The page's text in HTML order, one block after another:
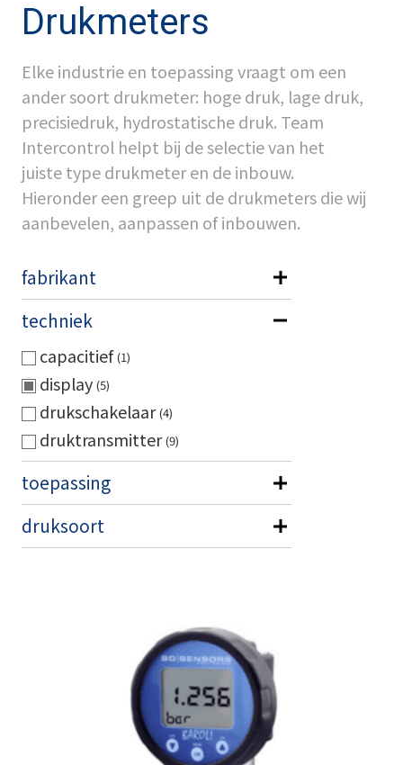
Drukmeters
Elke industrie en toepassing vraagt om een
ander soort drukmeter: hoge druk, lage druk,
precisiedruk, hydrostatische druk. Team
Intercontrol helpt bij de selectie van het
juiste type drukmeter en de inbouw.
Hieronder een greep uit de drukmeters die wij
aanbevelen, aanpassen of inbouwen.
fabrikant
techniek
capacitief 1
display 5
drukschakelaar 4
druktransmitter 9
toepassing
druksoort